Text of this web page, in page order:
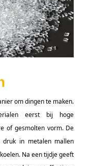
om dingen te maken.
eerst bij hoge
of gesmolten vorm. De
in metalen mallen
Na een tijdje geeft